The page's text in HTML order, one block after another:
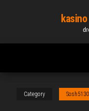
content
Category